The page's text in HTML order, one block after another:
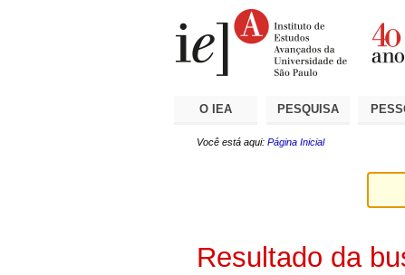
O IEA PESQUISA
Você está aqui: Página Inicial
Resultado da